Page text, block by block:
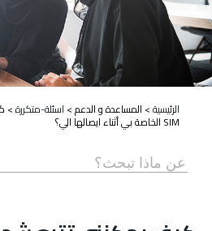
الرئيسية> المساعدة و الدعم> اسئلة-متكررة>
SIM الخاصة بي أثناء ايصالها الي؟